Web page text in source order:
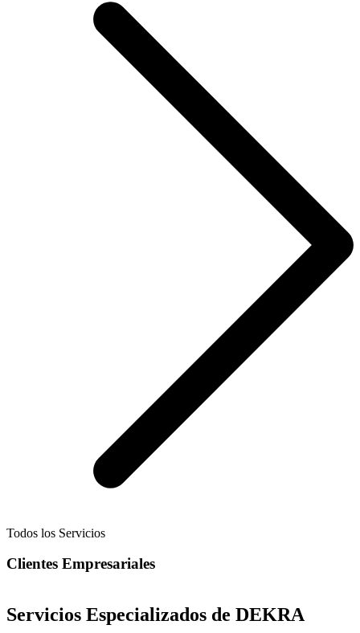
Todos los Servicios
Clientes Empresariales
Servicios Especializados de DEKRA